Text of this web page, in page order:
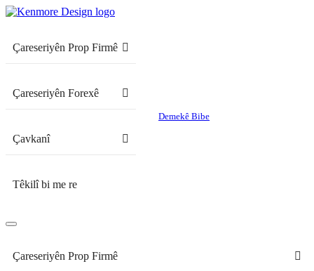
Çareseriyên Prop Firmê
Çareseriyên Forexê
Çavkanî
Têkilî bi me re
Demekê Bibe
Çareseriyên Prop Firmê